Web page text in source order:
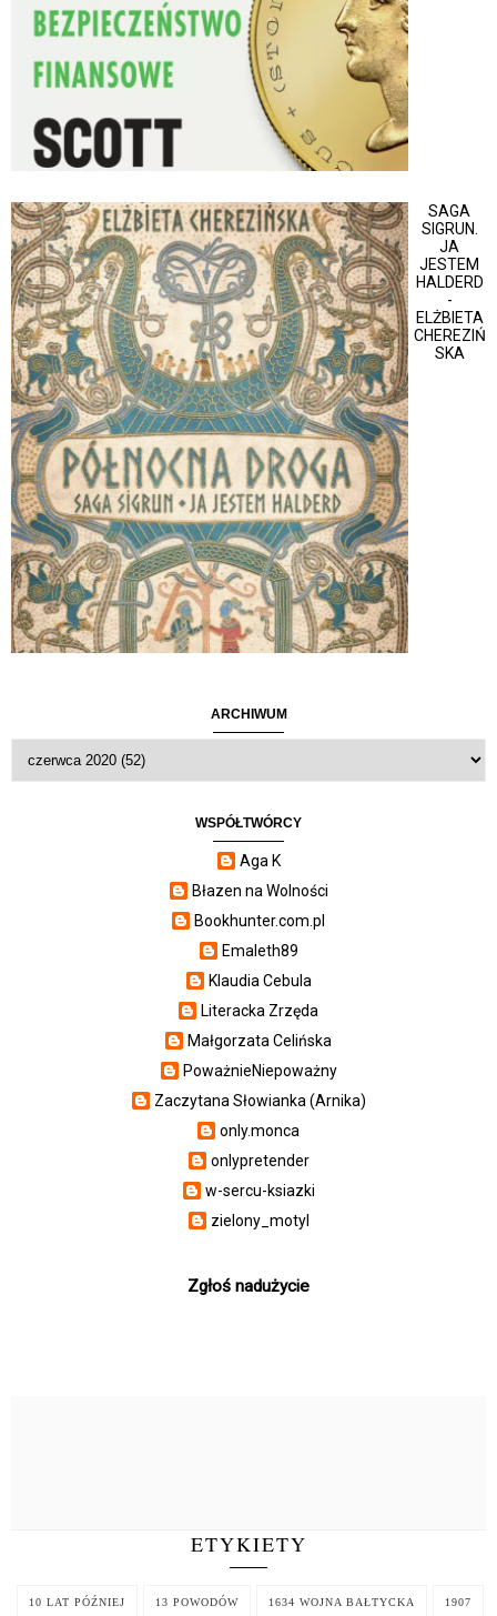
SAGA
SIGRUN.
JA
JESTEM
HALDERD
-
ELŻBIETA
CHEREZIŃ
SKA
ARCHIWUM
WSPÓŁTWÓRCY
Aga K
Błazen na Wolności
Bookhunter.com.pl
Emaleth89
Klaudia Cebula
Literacka Zrzęda
Małgorzata Celińska
PoważnieNiepoważny
Zaczytana Słowianka (Arnika)
only.monca
onlypretender
w-sercu-ksiazki
zielony_motyl
Zgłoś nadużycie
ETYKIETY
10 LAT PÓŹNIEJ 13 POWODÓW 1634 WOJNA BAŁTYCKA 1907